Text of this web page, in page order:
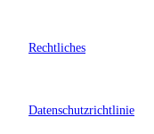
Rechtliches
Datenschutzrichtlinie